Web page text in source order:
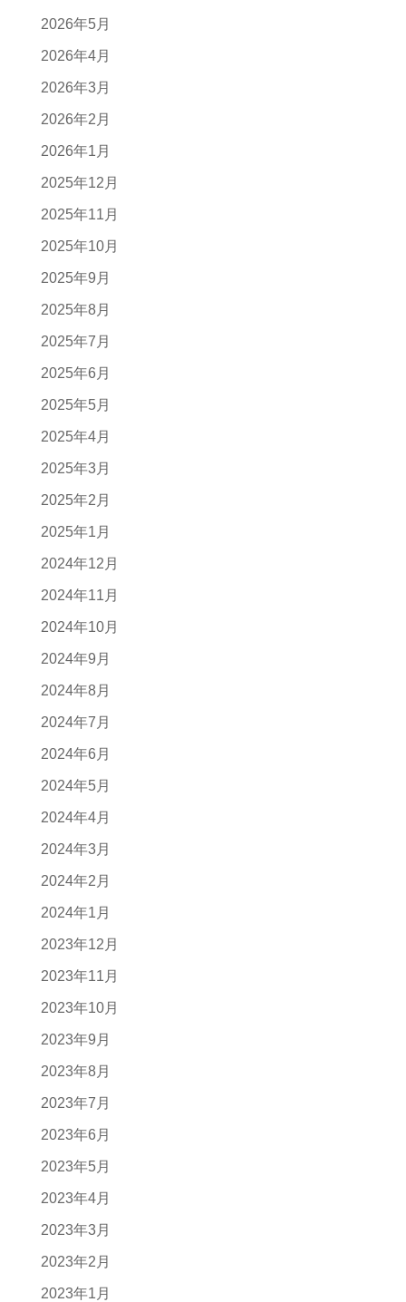
2026年5月
2026年4月
2026年3月
2026年2月
2026年1月
2025年12月
2025年11月
2025年10月
2025年9月
2025年8月
2025年7月
2025年6月
2025年5月
2025年4月
2025年3月
2025年2月
2025年1月
2024年12月
2024年11月
2024年10月
2024年9月
2024年8月
2024年7月
2024年6月
2024年5月
2024年4月
2024年3月
2024年2月
2024年1月
2023年12月
2023年11月
2023年10月
2023年9月
2023年8月
2023年7月
2023年6月
2023年5月
2023年4月
2023年3月
2023年2月
2023年1月